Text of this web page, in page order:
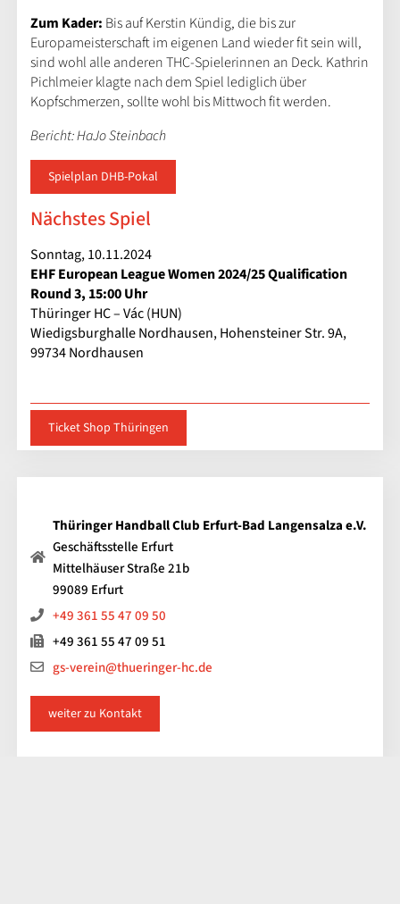
Zum Kader: Bis auf Kerstin Kündig, die bis zur
Europameisterschaft im eigenen Land wieder fit sein will,
sind wohl alle anderen THC-Spielerinnen an Deck. Kathrin
Pichlmeier klagte nach dem Spiel lediglich über
Kopfschmerzen, sollte wohl bis Mittwoch fit werden.
​Bericht: HaJo Steinbach
Spielplan DHB-Pokal
Nächstes Spiel
Sonntag, 10.11.2024
EHF European League Women 2024/25 Qualification
Round 3, 15:00 Uhr
Thüringer HC – Vác (HUN)
Wiedigsburghalle Nordhausen, Hohensteiner Str. 9A,
99734 Nordhausen
Ticket Shop Thüringen
Thüringer Handball Club Erfurt-Bad Langensalza e.V.
Geschäftsstelle Erfurt
Mittelhäuser Straße 21b
99089 Erfurt
+49 361 55 47 09 50
+49 361 55 47 09 51
gs-verein@thueringer-hc.de
weiter zu Kontakt